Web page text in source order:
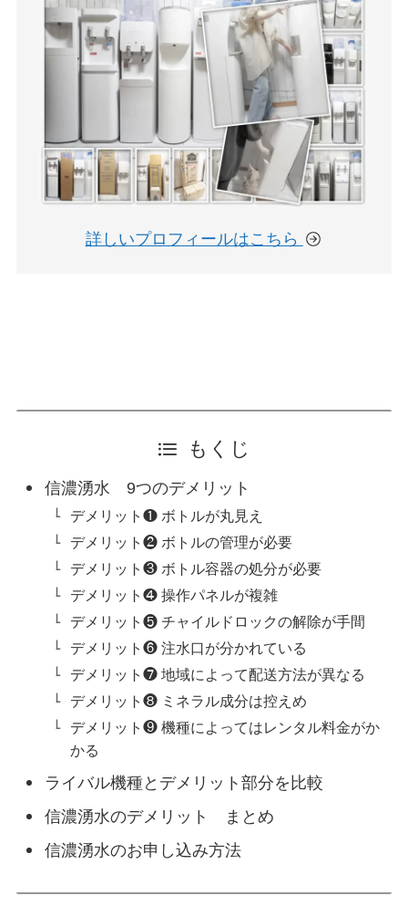
詳しいプロフィールはこちら
もくじ
信濃湧水 9つのデメリット
デメリット❶ ボトルが丸見え
デメリット❷ ボトルの管理が必要
デメリット❸ ボトル容器の処分が必要
デメリット❹ 操作パネルが複雑
デメリット❺ チャイルドロックの解除が手間
デメリット❻ 注水口が分かれている
デメリット❼ 地域によって配送方法が異なる
デメリット❽ ミネラル成分は控えめ
デメリット❾ 機種によってはレンタル料金がか
かる
ライバル機種とデメリット部分を比較
信濃湧水のデメリット まとめ
信濃湧水のお申し込み方法